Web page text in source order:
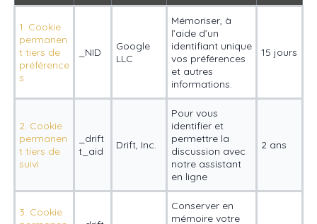
1. Cookie
permanen
t tiers de
préférence
s
_NID
Google
LLC
Mémoriser, à
l’aide d’un
identifiant unique
vos préférences
et autres
informations.
15 jours
2. Cookie
permanen
t tiers de
suivi
_drift
t_aid
Drift, Inc.
Pour vous
identifier et
permettre la
discussion avec
notre assistant
en ligne
2 ans
3. Cookie
Conserver en
mémoire votre